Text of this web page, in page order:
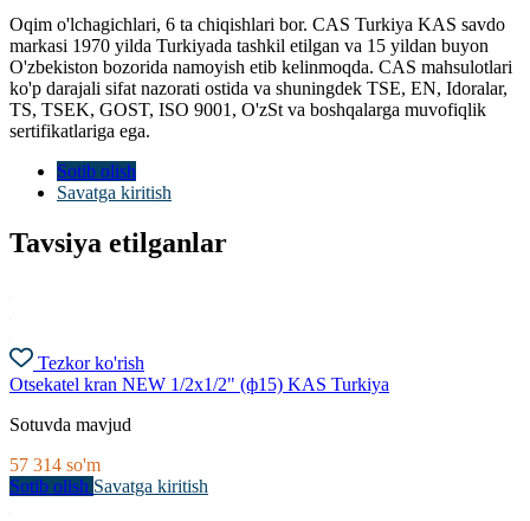
Oqim o'lchagichlari, 6 ta chiqishlari bor. CAS Turkiya KAS savdo
markasi 1970 yilda Turkiyada tashkil etilgan va 15 yildan buyon
O'zbekiston bozorida namoyish etib kelinmoqda. CAS mahsulotlari
ko'p darajali sifat nazorati ostida va shuningdek TSE, EN, Idoralar,
TS, TSEK, GOST, ISO 9001, O'zSt va boshqalarga muvofiqlik
sertifikatlariga ega.
Sotib olish
Savatga kiritish
Tavsiya etilganlar
Tezkor ko'rish
Otsekatel kran NEW 1/2x1/2" (ф15) KAS Turkiya
Sotuvda mavjud
57 314 so'm
Sotib olish Savatga kiritish